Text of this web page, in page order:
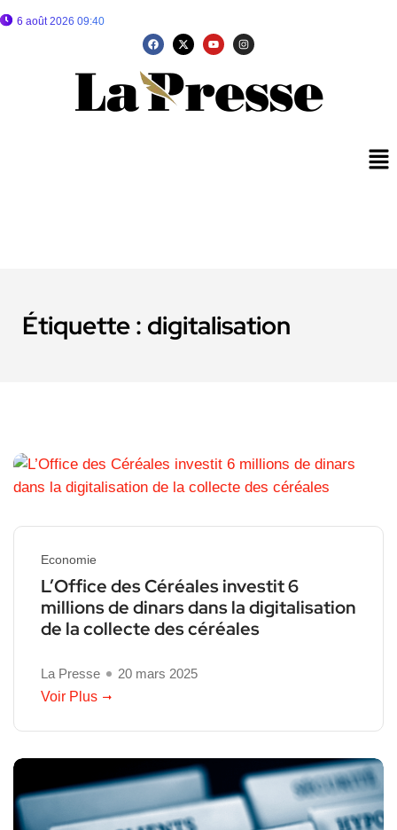
6 août 2026 09:40
Étiquette : digitalisation
Economie
L’Office des Céréales investit 6
millions de dinars dans la digitalisation
de la collecte des céréales
La Presse
20 mars 2025
Voir Plus